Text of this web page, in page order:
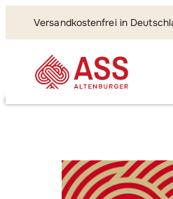
Versandkostenfrei in